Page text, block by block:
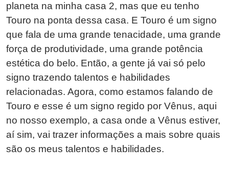
planeta na minha casa 2, mas que eu tenho
Touro na ponta dessa casa. E Touro é um signo
que fala de uma grande tenacidade, uma grande
força de produtividade, uma grande potência
estética do belo. Então, a gente já vai só pelo
signo trazendo talentos e habilidades
relacionadas. Agora, como estamos falando de
Touro e esse é um signo regido por Vênus, aqui
no nosso exemplo, a casa onde a Vênus estiver,
aí sim, vai trazer informações a mais sobre quais
são os meus talentos e habilidades.